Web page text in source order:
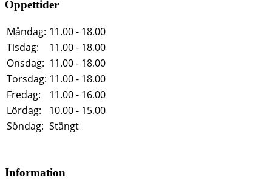
Öppettider
Måndag: 11.00 - 18.00
Tisdag:
11.00 - 18.00
Onsdag: 11.00 - 18.00
Torsdag: 11.00 - 18.00
Fredag:
11.00 - 16.00
Lördag:
10.00 - 15.00
Söndag: Stängt
Information